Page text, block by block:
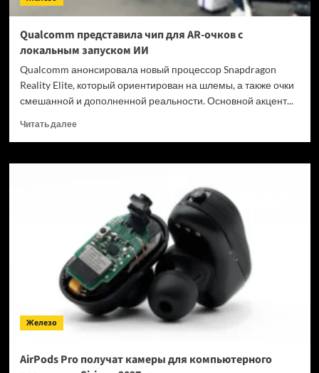
Qualcomm представила чип для AR-очков с
локальным запуском ИИ
Qualcomm анонсировала новый процессор Snapdragon
Reality Elite, который ориентирован на шлемы, а также очки
смешанной и дополненной реальности. Основной акцент...
Читать далееПрочитать
Qualcomm
очков
с
локальным
запуском
ИИ
Железо
AirPods Pro получат камеры для компьютерного